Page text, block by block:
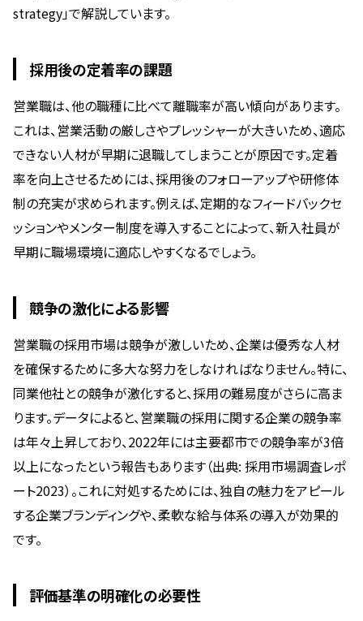
strategy」で解説しています。
採用後の定着率の課題
営業職は、他の職種に比べて離職率が高い傾向があります。
これは、営業活動の厳しさやプレッシャーが大きいため、適応
できない人材が早期に退職してしまうことが原因です。定着
率を向上させるためには、採用後のフォローアップや研修体
制の充実が求められます。例えば、定期的なフィードバックセ
ッションやメンター制度を導入することによって、新入社員が
早期に職場環境に適応しやすくなるでしょう。
競争の激化による影響
営業職の採用市場は競争が激しいため、企業は優秀な人材
を確保するために多大な努力をしなければなりません。特に、
同業他社との競争が激化すると、採用の難易度がさらに高ま
ります。データによると、営業職の採用に関する企業の競争率
は年々上昇しており、2022年には主要都市での競争率が3倍
以上になったという報告もあります（出典: 採用市場調査レポ
ート2023）。これに対処するためには、独自の魅力をアピール
する企業ブランディングや、柔軟な給与体系の導入が効果的
です。
評価基準の明確化の必要性